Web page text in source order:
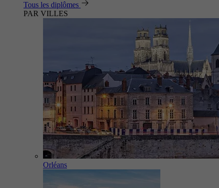
Tous les diplômes
PAR VILLES
Orléans